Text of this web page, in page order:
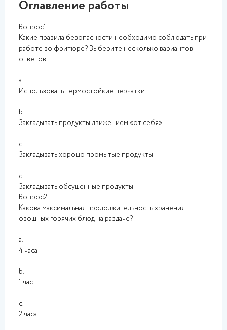
Оглавление работы
Вопрос1
Какие правила безопасности необходимо соблюдать при
работе во фритюре? Выберите несколько вариантов
ответов:
a.
Использовать термостойкие перчатки
b.
Закладывать продукты движением «от себя»
c.
Закладывать хорошо промытые продукты
d.
Закладывать обсушенные продукты
Вопрос2
Какова максимальная продолжительность хранения
овощных горячих блюд на раздаче?
a.
4 часа
b.
1 час
c.
2 часа